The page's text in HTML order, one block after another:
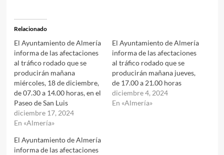
Relacionado
El Ayuntamiento de Almería
informa de las afectaciones
al tráfico rodado que se
producirán mañana
miércoles, 18 de diciembre,
de 07.30 a 14.00 horas, en el
Paseo de San Luis
diciembre 17, 2024
En «Almería»
El Ayuntamiento de Almería
informa de las afectaciones
al tráfico rodado que se
producirán mañana jueves,
de 17.00 a 21.00 horas
diciembre 4, 2024
En «Almería»
El Ayuntamiento de Almería
informa de las afectaciones